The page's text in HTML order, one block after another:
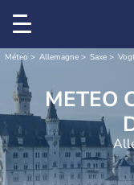
Météo Allemagne Saxe
METEO CHRIESCHWITZ